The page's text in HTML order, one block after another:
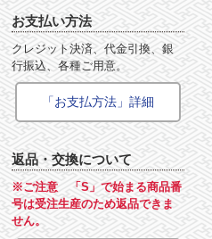
お支払い方法
クレジット決済、代金引換、銀
行振込、各種ご用意。
「お支払方法」詳細
返品・交換について
※ご注意 「S」で始まる商品番
号は受注生産のため返品できま
せん。